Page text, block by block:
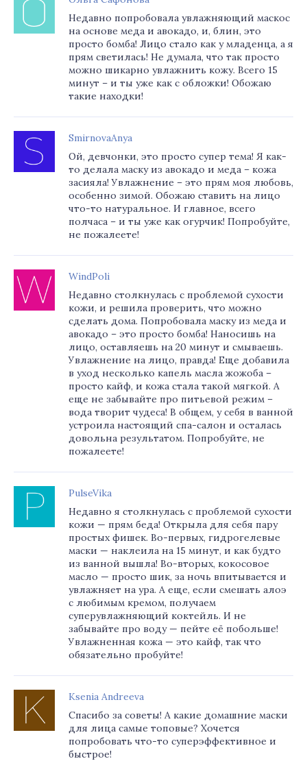
Недавно попробовала увлажняющий маскос
на основе меда и авокадо, и, блин, это
просто бомба! Лицо стало как у младенца, а я
прям светилась! Не думала, что так просто
можно шикарно увлажнить кожу. Всего 15
минут – и ты уже как с обложки! Обожаю
такие находки!
SmirnovaAnya
Ой, девчонки, это просто супер тема! Я как-
то делала маску из авокадо и меда – кожа
засияла! Увлажнение – это прям моя любовь,
особенно зимой. Обожаю ставить на лицо
что-то натуральное. И главное, всего
полчаса – и ты уже как огурчик! Попробуйте,
не пожалеете!
WindPoli
Недавно столкнулась с проблемой сухости
кожи, и решила проверить, что можно
сделать дома. Попробовала маску из меда и
авокадо – это просто бомба! Наносишь на
лицо, оставляешь на 20 минут и смываешь.
Увлажнение на лицо, правда! Еще добавила
в уход несколько капель масла жожоба –
просто кайф, и кожа стала такой мягкой. А
еще не забывайте про питьевой режим –
вода творит чудеса! В общем, у себя в ванной
устроила настоящий спа-салон и осталась
довольна результатом. Попробуйте, не
пожалеете!
PulseVika
Недавно я столкнулась с проблемой сухости
кожи — прям беда! Открыла для себя пару
простых фишек. Во-первых, гидрогелевые
маски — наклеила на 15 минут, и как будто
из ванной вышла! Во-вторых, кокосовое
масло — просто шик, за ночь впитывается и
увлажняет на ура. А еще, если смешать алоэ
с любимым кремом, получаем
суперувлажняющий коктейль. И не
забывайте про воду — пейте её побольше!
Увлажненная кожа — это кайф, так что
обязательно пробуйте!
Ksenia Andreeva
Спасибо за советы! А какие домашние маски
для лица самые топовые? Хочется
попробовать что-то суперэффективное и
быстрое!